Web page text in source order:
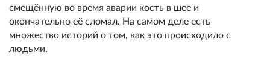
смещённую во время аварии кость в шее и
окончательно её сломал. На самом деле есть
множество историй о том, как это происходило с
людьми.